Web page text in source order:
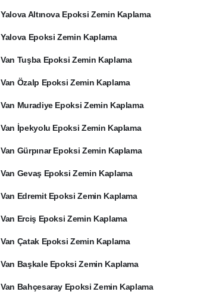
Yalova Altınova Epoksi Zemin Kaplama
Yalova Epoksi Zemin Kaplama
Van Tuşba Epoksi Zemin Kaplama
Van Özalp Epoksi Zemin Kaplama
Van Muradiye Epoksi Zemin Kaplama
Van İpekyolu Epoksi Zemin Kaplama
Van Gürpınar Epoksi Zemin Kaplama
Van Gevaş Epoksi Zemin Kaplama
Van Edremit Epoksi Zemin Kaplama
Van Erciş Epoksi Zemin Kaplama
Van Çatak Epoksi Zemin Kaplama
Van Başkale Epoksi Zemin Kaplama
Van Bahçesaray Epoksi Zemin Kaplama